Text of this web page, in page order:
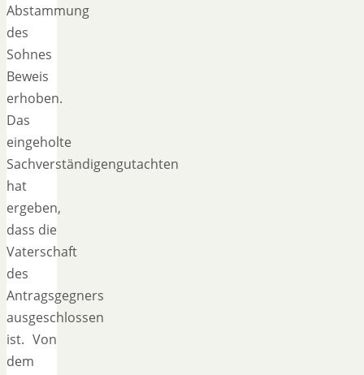
Abstammung
des
Sohnes
Beweis
erhoben.
Das
eingeholte
Sachverständigengutachten
hat
ergeben,
dass die
Vaterschaft
des
Antragsgegners
ausgeschlossen
ist. Von
dem